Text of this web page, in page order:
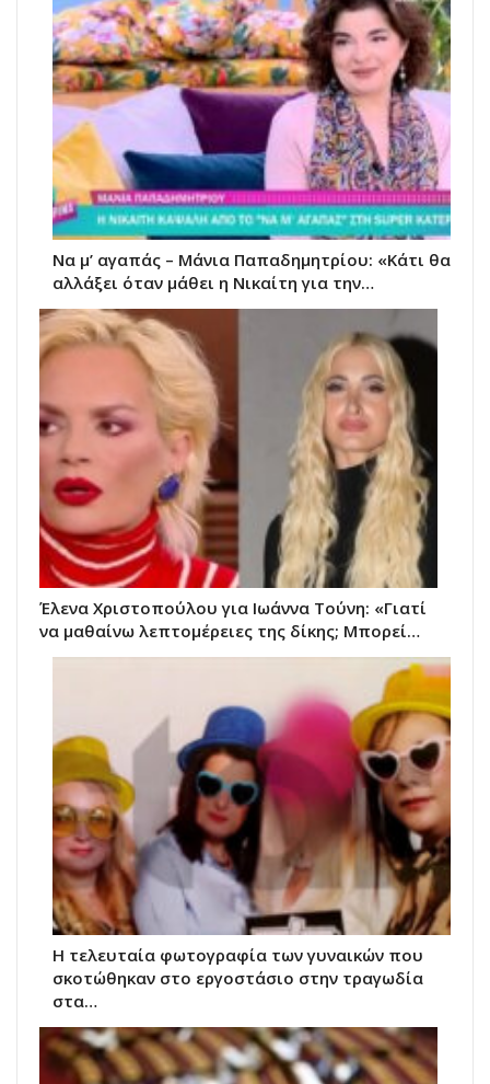
Να μ’ αγαπάς – Μάνια Παπαδημητρίου: «Κάτι θα
αλλάξει όταν μάθει η Νικαίτη για την…
Έλενα Χριστοπούλου για Ιωάννα Τούνη: «Γιατί
να μαθαίνω λεπτομέρειες της δίκης; Μπορεί…
Η τελευταία φωτογραφία των γυναικών που
σκοτώθηκαν στο εργοστάσιο στην τραγωδία
στα…